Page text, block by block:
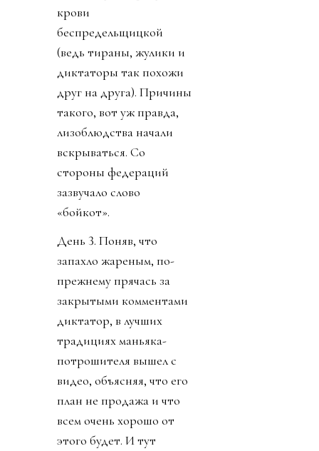
крови
беспредельщицкой
(ведь тираны, жулики и
диктаторы так похожи
друг на друга). Причины
такого, вот уж правда,
лизоблюдства начали
вскрываться. Со
стороны федераций
зазвучало слово
«бойкот».
День 3. Поняв, что
запахло жареным, по-
прежнему прячась за
закрытыми комментами
диктатор, в лучших
традициях маньяка-
потрошителя вышел с
видео, объясняя, что его
план не продажа и что
всем очень хорошо от
этого будет. И тут